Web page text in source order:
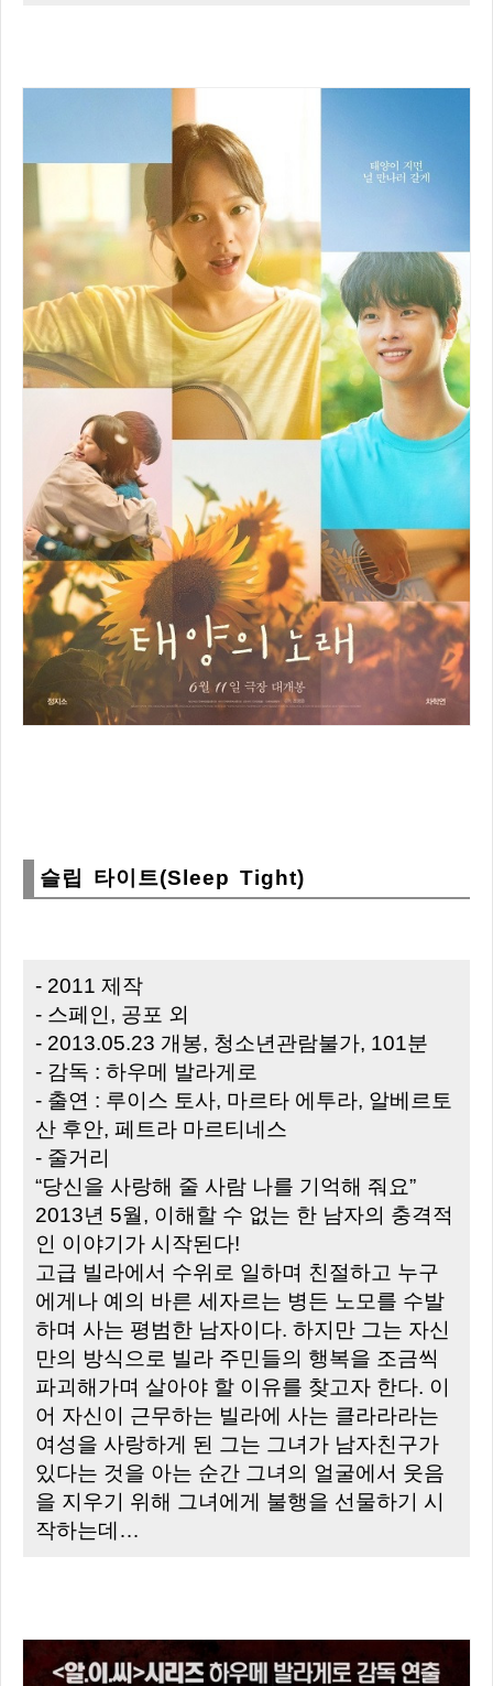
슬립 타이트(Sleep Tight)
- 2011 제작
- 스페인, 공포 외
- 2013.05.23 개봉, 청소년관람불가, 101분
- 감독 : 하우메 발라게로
- 출연 : 루이스 토사, 마르타 에투라, 알베르토
산 후안, 페트라 마르티네스
- 줄거리
“당신을 사랑해 줄 사람 나를 기억해 줘요”
2013년 5월, 이해할 수 없는 한 남자의 충격적
인 이야기가 시작된다!
고급 빌라에서 수위로 일하며 친절하고 누구
에게나 예의 바른 세자르는 병든 노모를 수발
하며 사는 평범한 남자이다. 하지만 그는 자신
만의 방식으로 빌라 주민들의 행복을 조금씩
파괴해가며 살아야 할 이유를 찾고자 한다. 이
어 자신이 근무하는 빌라에 사는 클라라라는
여성을 사랑하게 된 그는 그녀가 남자친구가
있다는 것을 아는 순간 그녀의 얼굴에서 웃음
을 지우기 위해 그녀에게 불행을 선물하기 시
작하는데…